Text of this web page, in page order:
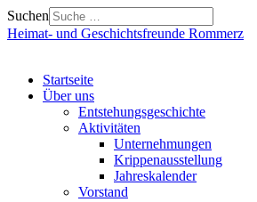
Suchen
Heimat- und Geschichtsfreunde Rommerz
Startseite
Über uns
Entstehungsgeschichte
Aktivitäten
Unternehmungen
Krippenausstellung
Jahreskalender
Vorstand